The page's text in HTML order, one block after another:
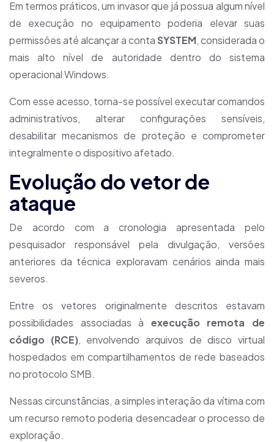
Em termos práticos, um invasor que já possua algum nível
de execução no equipamento poderia elevar suas
permissões até alcançar a contaSYSTEM, considerada o
mais alto nível de autoridade dentro do sistema
operacional Windows.
Com esse acesso, torna-se possível executar comandos
administrativos, alterar configurações sensíveis,
desabilitar mecanismos de proteção e comprometer
integralmente o dispositivo afetado.
Evolução do vetor de
ataque
De acordo com a cronologia apresentada pelo
pesquisador responsável pela divulgação, versões
anteriores da técnica exploravam cenários ainda mais
severos.
Entre os vetores originalmente descritos estavam
possibilidades associadas à execução remota de
código (RCE), envolvendo arquivos de disco virtual
hospedados em compartilhamentos de rede baseados
no protocolo SMB.
Nessas circunstâncias, a simples interação da vítima com
um recurso remoto poderia desencadear o processo de
exploração.